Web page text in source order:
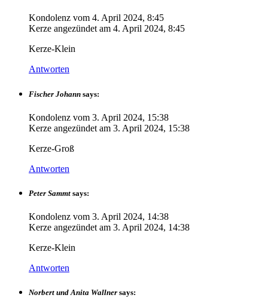
Kondolenz vom 4. April 2024, 8:45
Kerze angezündet am 4. April 2024, 8:45
Kerze-Klein
Antworten
Fischer Johann says:
Kondolenz vom 3. April 2024, 15:38
Kerze angezündet am 3. April 2024, 15:38
Kerze-Groß
Antworten
Peter Sammt says:
Kondolenz vom 3. April 2024, 14:38
Kerze angezündet am 3. April 2024, 14:38
Kerze-Klein
Antworten
Norbert und Anita Wallner says: